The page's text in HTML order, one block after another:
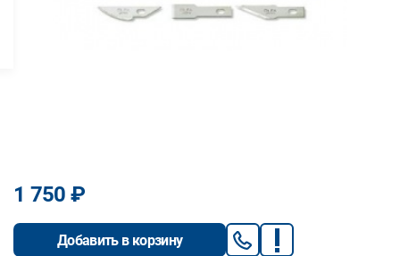
1 750 ₽
Добавить в корзину